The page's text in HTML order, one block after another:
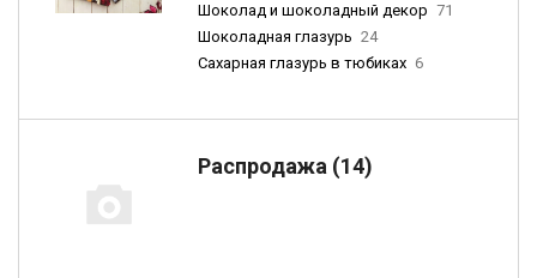
Шоколад и шоколадный декор 71
Шоколадная глазурь 24
Сахарная глазурь в тюбиках 6
Распродажа (14)